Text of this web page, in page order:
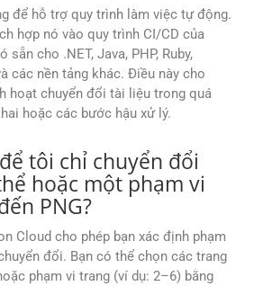
để hỗ trợ quy trình làm việc tự động.
hợp nó vào quy trình CI/CD của
sẵn cho .NET, Java, PHP, Ruby,
các nền tảng khác. Điều này cho
hoạt chuyển đổi tài liệu trong quá
hoặc các bước hậu xử lý.
tôi chỉ chuyển đổi
hoặc một phạm vi
PNG?
Cloud cho phép bạn xác định phạm
đổi. Bạn có thể chọn các trang
phạm vi trang (ví dụ: 2–6) bằng